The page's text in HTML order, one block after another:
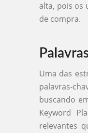
alta, pois os
de compra.
Uma das
palavras-
buscando
Keyword
relevantes